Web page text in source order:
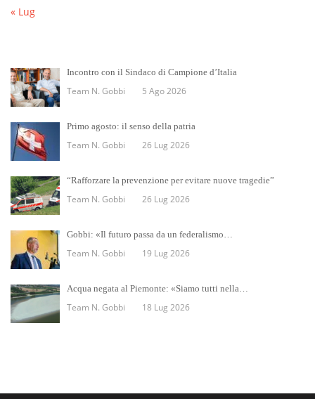
« Lug
Incontro con il Sindaco di Campione d’Italia
Team N. Gobbi 5 Ago 2026
Primo agosto: il senso della patria
Team N. Gobbi 26 Lug 2026
“Rafforzare la prevenzione per evitare nuove tragedie”
Team N. Gobbi 26 Lug 2026
Gobbi: «Il futuro passa da un federalismo…
Team N. Gobbi 19 Lug 2026
Acqua negata al Piemonte: «Siamo tutti nella…
Team N. Gobbi 18 Lug 2026